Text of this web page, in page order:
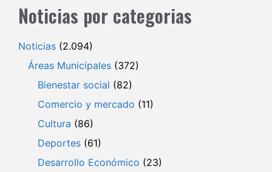
Noticias por categorias
Noticias (2.094)
Áreas Municipales (372)
Bienestar social (82)
Comercio y mercado (11)
Cultura (86)
Deportes (61)
Desarrollo Económico (23)